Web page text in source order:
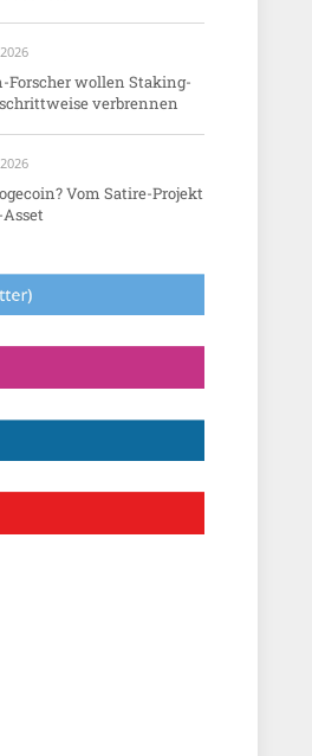
Forscher wollen Staking-
verbrennen
Vom Satire-Projekt